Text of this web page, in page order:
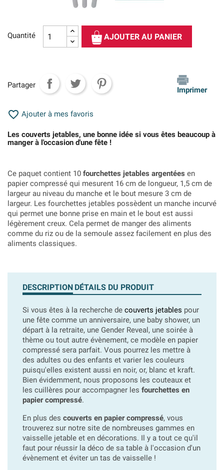
Quantité AJOUTER AU PANIER
Partager
Imprimer
 Ajouter à mes favoris
Les couverts jetables, une bonne idée si vous êtes beaucoup à
manger à l'occasion d'une fête !
Ce paquet contient 10 fourchettes jetables argentées en
papier compressé qui mesurent 16 cm de longueur, 1,5 cm de
largeur au niveau du manche et le bout mesure 3 cm de
largeur. Les fourchettes jetables possèdent un manche incurvé
qui permet une bonne prise en main et le bout est aussi
légèrement creux. Cela permet de manger des aliments
comme du riz ou de la semoule assez facilement en plus des
aliments classiques.
DESCRIPTION DÉTAILS DU PRODUIT
Si vous êtes à la recherche de couverts jetables pour
une fête comme un anniversaire, une baby shower, un
départ à la retraite, une Gender Reveal, une soirée à
thème ou tout autre évènement, ce modèle en papier
compressé sera parfait. Vous pourrez les mettre à
des adultes ou des enfants et varier les couleurs
puisqu'elles existent aussi en noir, or, blanc et kraft.
Bien évidemment, nous proposons les couteaux et
les cuillères pour accompagner les fourchettes en
papier compressé.
En plus des couverts en papier compressé, vous
trouverez sur notre site de nombreuses gammes en
vaisselle jetable et en décorations. Il y a tout ce qu'il
faut pour réussir la déco de sa table à l'occasion d'un
évènement et éviter un tas de vaisselle !